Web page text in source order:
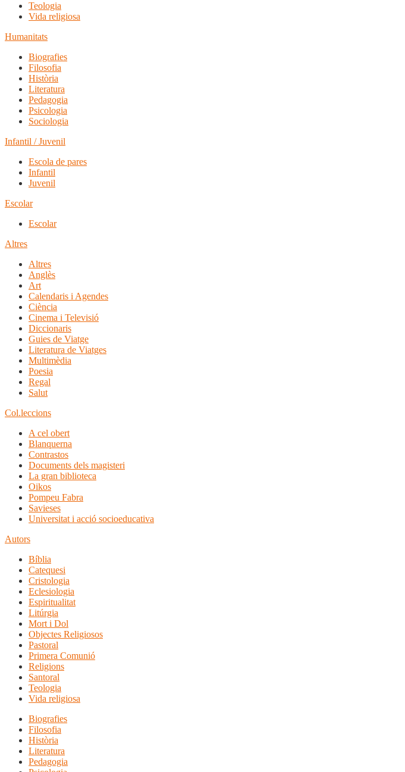
Teologia
Vida religiosa
Humanitats
Biografies
Filosofia
Història
Literatura
Pedagogia
Psicologia
Sociologia
Infantil / Juvenil
Escola de pares
Infantil
Juvenil
Escolar
Escolar
Altres
Altres
Anglès
Art
Calendaris i Agendes
Ciència
Cinema i Televisió
Diccionaris
Guies de Viatge
Literatura de Viatges
Multimèdia
Poesia
Regal
Salut
Col.leccions
A cel obert
Blanquerna
Contrastos
Documents dels magisteri
La gran biblioteca
Oikos
Pompeu Fabra
Savieses
Universitat i acció socioeducativa
Autors
Bíblia
Catequesi
Cristologia
Eclesiologia
Espiritualitat
Litúrgia
Mort i Dol
Objectes Religiosos
Pastoral
Primera Comunió
Religions
Santoral
Teologia
Vida religiosa
Biografies
Filosofia
Història
Literatura
Pedagogia